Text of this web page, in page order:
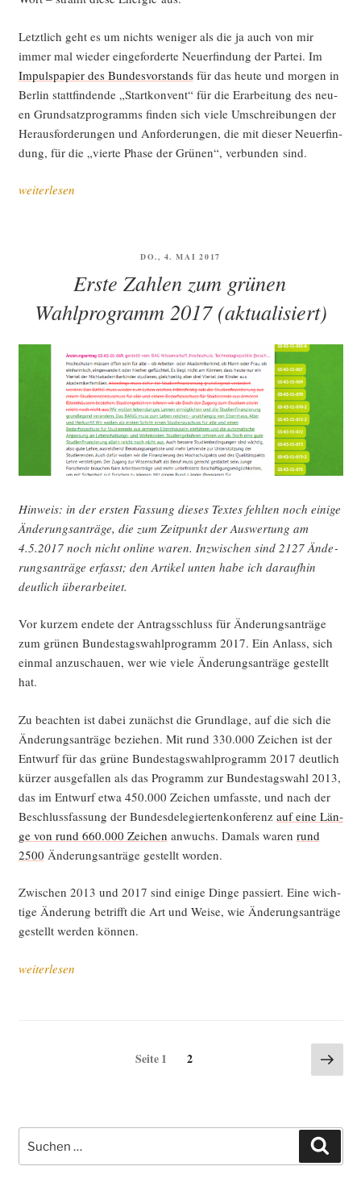
Abstim­
ma­
ra­
thon
um
unse­
re
Grund­
Letzt­lich geht es um nichts weni­ger als die ja auch von mir
immer mal wie­der ein­ge­for­der­te Neu­erfin­dung der Par­tei. Im
Impuls­pa­pier des Bun­des­vor­standsfür das heu­te und mor­gen in
Ber­lin statt­fin­den­de „Start­kon­vent“ für die Erar­bei­tung des neu­
en Grund­satz­pro­gramms fin­den sich vie­le Umschrei­bun­gen der
Her­aus­for­de­run­gen und Anfor­de­run­gen, die mit die­ser Neu­erfin­
dung, für die „vier­te Pha­se der Grü­nen“, ver­bun­den sind.
„Pha­
Platt­
form
neu
weiterlesen
VERÖFFENTLICHT
DO., 4. MAI 2017
Erste Zahlen zum grünen
Wahlprogramm 2017 (aktualisiert)
Hin­weis: in der ers­ten Fas­sung die­ses Tex­tes fehl­ten noch eini­ge
Ände­rungs­an­trä­ge, die zum Zeit­punkt der Aus­wer­tung am
4.5.2017 noch nicht online waren. Inzwi­schen sind 2127 Ände­
rungs­an­trä­ge erfasst; den Arti­kel unten habe ich dar­auf­hin
deut­lich überarbeitet.
Vor kur­zem ende­te der Antrags­schluss für Ände­rungs­an­trä­ge
zum grü­nen Bun­des­tags­wahl­pro­gramm 2017. Ein Anlass, sich
ein­mal anzu­schau­en, wer wie vie­le Ände­rungs­an­trä­ge gestellt
hat.
Zu beach­ten ist dabei zunächst die Grund­la­ge, auf die sich die
Ände­rungs­an­trä­ge bezie­hen. Mit rund 330.000 Zei­chen ist der
Ent­wurf für das grü­ne Bun­des­tags­wahl­pro­gramm 2017 deut­lich
kür­zer aus­ge­fal­len als das Pro­gramm zur Bun­des­tags­wahl 2013,
das im Ent­wurf etwa 450.000 Zei­chen umfass­te, und nach der
Beschluss­fas­sung der Bun­des­de­le­gier­ten­kon­fe­renz auf eine Län­
ge von rund 660.000 Zei­chen anwuchs. Damals waren rund
2500 Ände­rungs­an­trä­ge gestellt worden.
Zwi­schen 2013 und 2017 sind eini­ge Din­ge pas­siert. Eine wich­
ti­ge Ände­rung betrifft die Art und Wei­se, wie Ände­rungs­an­trä­ge
gestellt wer­den können.
„Ers­
gramm
2017
weiterlesen
Seitennummerierung
Seite1 Seite
2
Seite
nach: